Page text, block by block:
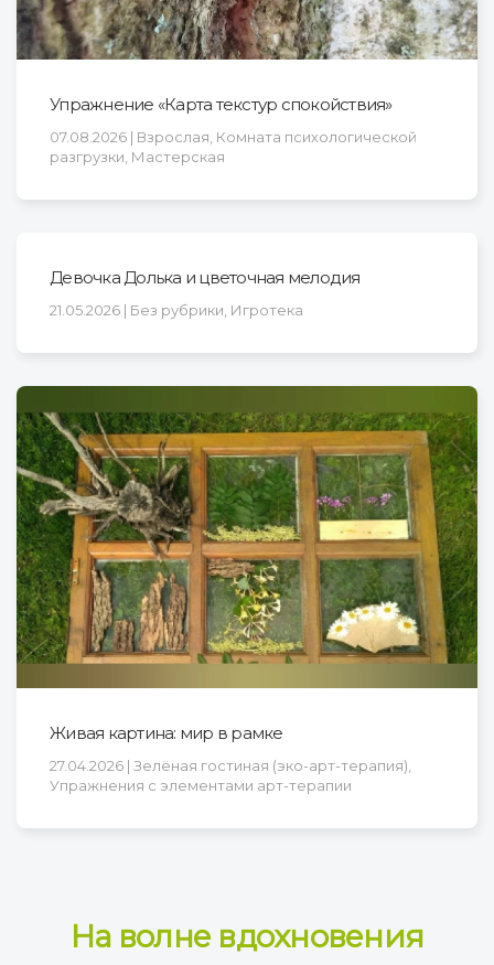
Упражнение «Карта текстур спокойствия»
07.08.2026 | Взрослая, Комната психологической
разгрузки, Мастерская
Девочка Долька и цветочная мелодия
21.05.2026 | Без рубрики, Игротека
Живая картина: мир в рамке
27.04.2026 | Зелёная гостиная (эко-арт-терапия),
Упражнения с элементами арт-терапии
На волне вдохновения